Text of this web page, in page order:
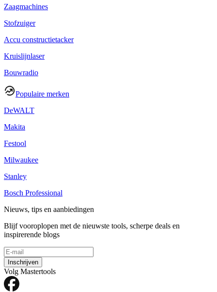
Zaagmachines
Stofzuiger
Accu constructietacker
Kruislijnlaser
Bouwradio
Populaire merken
DeWALT
Makita
Festool
Milwaukee
Stanley
Bosch Professional
Nieuws, tips en aanbiedingen
Blijf vooroplopen met de nieuwste tools, scherpe deals en
inspirerende blogs
Inschrijven
Volg Mastertools